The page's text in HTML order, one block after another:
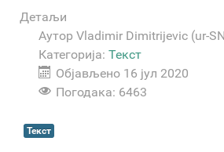
Детаљи
Аутор Vladimir Dimitrijevic (ur-
Категорија: Текст
Објављено 16 јул 2020
Погодака: 6463
Текст